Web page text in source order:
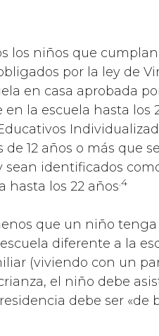
los niños que
por la ley de
en casa aprobada
en la escuela hasta los
de 12 años o más que
sean identificados
hasta los 22 años.4
que un niño
diferente a la
(viviendo con un
el niño debe
debe ser